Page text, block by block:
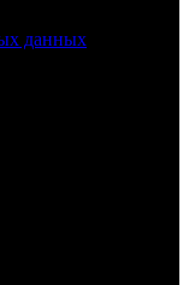
данных